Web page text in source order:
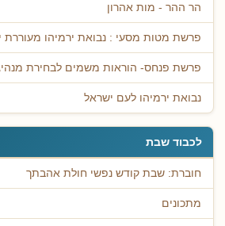
הר ההר - מות אהרון
פרשת מטות מסעי : נבואת ירמיהו מעוררת
פרשת פנחס- הוראות משמים לבחירת
נבואת ירמיהו לעם ישראל
לכבוד שבת
חוברת: שבת קודש נפשי חולת אהבתך
מתכונים